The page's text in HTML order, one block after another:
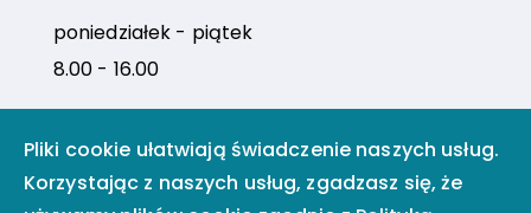
poniedziałek - piątek
8.00 - 16.00
Facebook
Instagram
Pliki cookie ułatwiają świadczenie naszych usług.
Korzystając z naszych usług, zgadzasz się, że